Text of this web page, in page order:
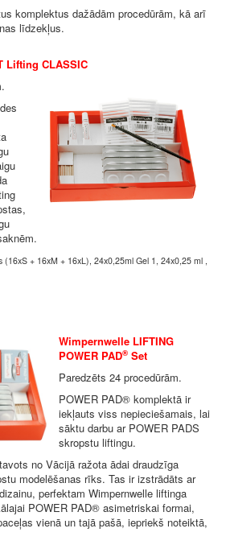
komplektus dažādām procedūrām, kā arī
līdzekļus.
Lifting CLASSIC
+ 16xM + 16xL), 24x0,25ml Gel 1, 24x0,25 ml ,
Wimpernwelle LIFTING
POWER PAD® Set
Paredzēts 24 procedūrām.
POWER PAD® komplektā ir
iekļauts viss nepieciešamais, lai
sāktu darbu ar POWER PADS
skropstu liftingu.
no Vācijā ražota ādai draudzīga
modelēšanas rīks. Tas ir izstrādāts ar
perfektam Wimpernwelle liftinga
POWER PAD® asimetriskai formai,
vienā un tajā pašā, iepriekš noteiktā,